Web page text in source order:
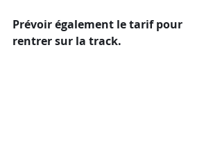
Prévoir également le tarif pour
rentrer sur la track.